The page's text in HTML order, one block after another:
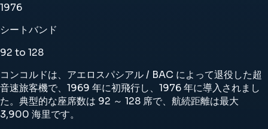
1976
シートバンド
92 to 128
コンコルドは、アエロスパシアル / BAC によって退役した超
音速旅客機で、1969 年に初飛行し、1976 年に導入されまし
た。典型的な座席数は 92 ～ 128 席で、航続距離は最大
3,900 海里です。